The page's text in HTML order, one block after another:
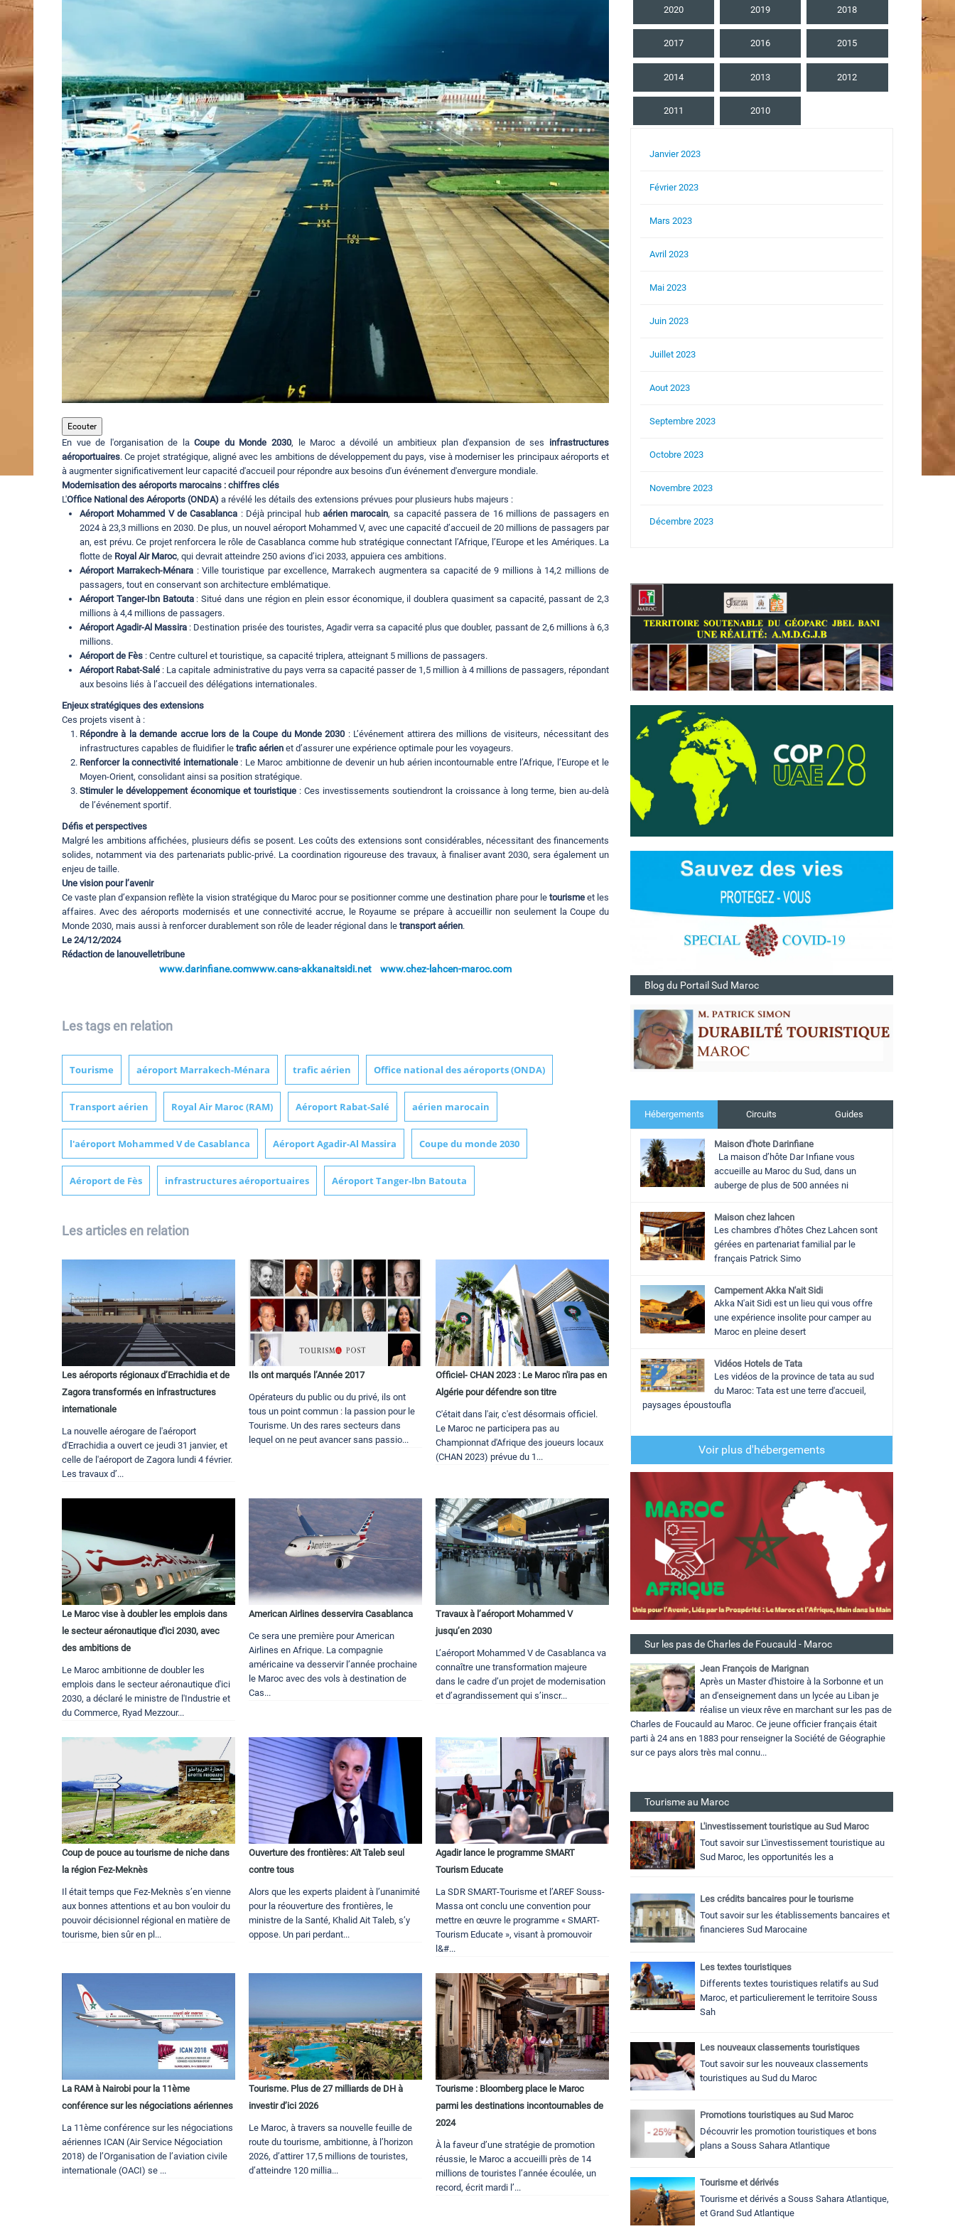
Ecouter
En vue de l'organisation de laCoupe du Monde 2030, le Maroc a dévoilé un ambitieux plan d'expansion de ses infrastructures
aéroportuaires. Ce projet stratégique, aligné avec les ambitions de développement du pays, vise à moderniser les principaux aéroports et
à augmenter significativement leur capacité d'accueil pour répondre aux besoins d'un événement d'envergure mondiale.
Modernisation des aéroports marocains : chiffres clés
L'Office National des Aéroports (ONDA) a révélé les détails des extensions prévues pour plusieurs hubs majeurs :
Aéroport Mohammed V de Casablanca : Déjà principal hub aérien marocain, sa capacité passera de 16 millions de passagers en
2024 à 23,3 millions en 2030. De plus, un nouvel aéroport Mohammed V, avec une capacité d’accueil de 20 millions de passagers par
an, est prévu. Ce projet renforcera le rôle de Casablanca comme hub stratégique connectant l’Afrique, l’Europe et les Amériques. La
flotte de Royal Air Maroc, qui devrait atteindre 250 avions d’ici 2033, appuiera ces ambitions.
Aéroport Marrakech-Ménara : Ville touristique par excellence, Marrakech augmentera sa capacité de 9 millions à 14,2 millions de
passagers, tout en conservant son architecture emblématique.
Aéroport Tanger-Ibn Batouta: Situé dans une région en plein essor économique, il doublera quasiment sa capacité, passant de 2,3
millions à 4,4 millions de passagers.
Aéroport Agadir-Al Massira : Destination prisée des touristes, Agadir verra sa capacité plus que doubler, passant de 2,6 millions à 6,3
millions.
Aéroport de Fès : Centre culturel et touristique, sa capacité triplera, atteignant 5 millions de passagers.
Aéroport Rabat-Salé : La capitale administrative du pays verra sa capacité passer de 1,5 million à 4 millions de passagers, répondant
aux besoins liés à l’accueil des délégations internationales.
Enjeux stratégiques des extensions
Ces projets visent à :
Répondre à la demande accrue lors de la Coupe du Monde 2030 : L’événement attirera des millions de visiteurs, nécessitant des
infrastructures capables de fluidifier le trafic aérien et d’assurer une expérience optimale pour les voyageurs.
Renforcer la connectivité internationale: Le Maroc ambitionne de devenir un hub aérien incontournable entre l’Afrique, l’Europe et le
Moyen-Orient, consolidant ainsi sa position stratégique.
Stimuler le développement économique et touristique : Ces investissements soutiendront la croissance à long terme, bien au-delà
de l’événement sportif.
Défis et perspectives
Malgré les ambitions affichées, plusieurs défis se posent. Les coûts des extensions sont considérables, nécessitant des financements
solides, notamment via des partenariats public-privé. La coordination rigoureuse des travaux, à finaliser avant 2030, sera également un
enjeu de taille.
Une vision pour l’avenir
Ce vaste plan d’expansion reflète la vision stratégique du Maroc pour se positionner comme une destination phare pour le tourismeet les
affaires. Avec des aéroports modernisés et une connectivité accrue, le Royaume se prépare à accueillir non seulement la Coupe du
Monde 2030, mais aussi à renforcer durablement son rôle de leader régional dans le transport aérien.
Le 24/12/2024
Rédaction de lanouvelletribune
www.darinfiane.comwww.cans-akkanaitsidi.net www.chez-lahcen-maroc.com
Les tags en relation
Tourisme aéroport Marrakech-Ménara trafic aérien Office national des aéroports (ONDA)
Transport aérien Royal Air Maroc (RAM) Aéroport Rabat-Salé aérien marocain
l'aéroport Mohammed V de Casablanca Aéroport Agadir-Al Massira Coupe du monde 2030
Aéroport de Fès infrastructures aéroportuaires Aéroport Tanger-Ibn Batouta
Les articles en relation
Les aéroports régionaux d’Errachidia et de
Zagora transformés en infrastructures
internationale
La nouvelle aérogare de l'aéroport
d'Errachidia a ouvert ce jeudi 31 janvier, et
celle de l'aéroport de Zagora lundi 4 février.
Les travaux d’...
Ils ont marqués l’Année 2017
Opérateurs du public ou du privé, ils ont
tous un point commun : la passion pour le
Tourisme. Un des rares secteurs dans
lequel on ne peut avancer sans passio...
Officiel- CHAN 2023 : Le Maroc n'ira pas en
Algérie pour défendre son titre
C'était dans l'air, c'est désormais officiel.
Le Maroc ne participera pas au
Championnat d'Afrique des joueurs locaux
(CHAN 2023) prévue du 1...
Le Maroc vise à doubler les emplois dans
le secteur aéronautique d'ici 2030, avec
des ambitions de
Le Maroc ambitionne de doubler les
emplois dans le secteur aéronautique d'ici
2030, a déclaré le ministre de l'Industrie et
du Commerce, Ryad Mezzour...
American Airlines desservira Casablanca
Ce sera une première pour American
Airlines en Afrique. La compagnie
américaine va desservir l’année prochaine
le Maroc avec des vols à destination de
Cas...
Travaux à l’aéroport Mohammed V
jusqu’en 2030
L’aéroport Mohammed V de Casablanca va
connaître une transformation majeure
dans le cadre d’un projet de modernisation
et d’agrandissement qui s’inscr...
Coup de pouce au tourisme de niche dans
la région Fez-Meknès
Il était temps que Fez-Meknès s’en vienne
aux bonnes attentions et au bon vouloir du
pouvoir décisionnel régional en matière de
tourisme, bien sûr en pl...
Ouverture des frontières: Aït Taleb seul
contre tous
Alors que les experts plaident à l’unanimité
pour la réouverture des frontières, le
ministre de la Santé, Khalid Ait Taleb, s’y
oppose. Un pari perdant...
Agadir lance le programme SMART
Tourism Educate
La SDR SMART-Tourisme et l’AREF Souss-
Massa ont conclu une convention pour
mettre en œuvre le programme « SMART-
Tourism Educate », visant à promouvoir
l&#...
La RAM à Nairobi pour la 11ème
conférence sur les négociations aériennes
La 11ème conférence sur les négociations
aériennes ICAN (Air Service Négociation
2018) de l’Organisation de l’aviation civile
internationale (OACI) se ...
Tourisme. Plus de 27 milliards de DH à
investir d’ici 2026
Le Maroc, à travers sa nouvelle feuille de
route du tourisme, ambitionne, à l’horizon
2026, d’attirer 17,5 millions de touristes,
d’atteindre 120 millia...
Tourisme : Bloomberg place le Maroc
parmi les destinations incontournables de
2024
À la faveur d’une stratégie de promotion
réussie, le Maroc a accueilli près de 14
millions de touristes l’année écoulée, un
record, écrit mardi l’...
2020 2019 2018
2017 2016 2015
2014 2013 2012
2011 2010
Janvier 2023
Février 2023
Mars 2023
Avril 2023
Mai 2023
Juin 2023
Juillet 2023
Aout 2023
Septembre 2023
Octobre 2023
Novembre 2023
Décembre 2023
Blog du Portail Sud Maroc
Hébergements Circuits Guides
Maison d'hote Darinfiane
La maison d’hôte Dar Infiane vous
accueille au Maroc du Sud, dans un
auberge de plus de 500 années ni
Maison chez lahcen
Les chambres d’hôtes Chez Lahcen sont
gérées en partenariat familial par le
français Patrick Simo
Campement Akka N'ait Sidi
Akka N'ait Sidi est un lieu qui vous offre
une expérience insolite pour camper au
Maroc en pleine desert
Vidéos Hotels de Tata
Les vidéos de la province de tata au sud
du Maroc: Tata est une terre d'accueil,
paysages époustoufla
Voir plus d'hébergements
Sur les pas de Charles de Foucauld - Maroc
Jean François de Marignan
Après un Master d'histoire à la Sorbonne et un
an d'enseignement dans un lycée au Liban je
réalise un vieux rêve en marchant sur les pas de
Charles de Foucauld au Maroc. Ce jeune officier français était
parti à 24 ans en 1883 pour renseigner la Société de Géographie
sur ce pays alors très mal connu...
Tourisme au Maroc
L'investissement touristique au Sud Maroc
Tout savoir sur L'investissement touristique au
Sud Maroc, les opportunités les a
Les crédits bancaires pour le tourisme
Tout savoir sur les établissements bancaires et
financieres Sud Marocaine
Les textes touristiques
Differents textes touristiques relatifs au Sud
Maroc, et particulierement le territoire Souss
Sah
Les nouveaux classements touristiques
Tout savoir sur les nouveaux classements
touristiques au Sud du Maroc
Promotions touristiques au Sud Maroc
Découvrir les promotion touristiques et bons
plans a Souss Sahara Atlantique
Tourisme et dérivés
Tourisme et dérivés a Souss Sahara Atlantique,
et Grand Sud Atlantique